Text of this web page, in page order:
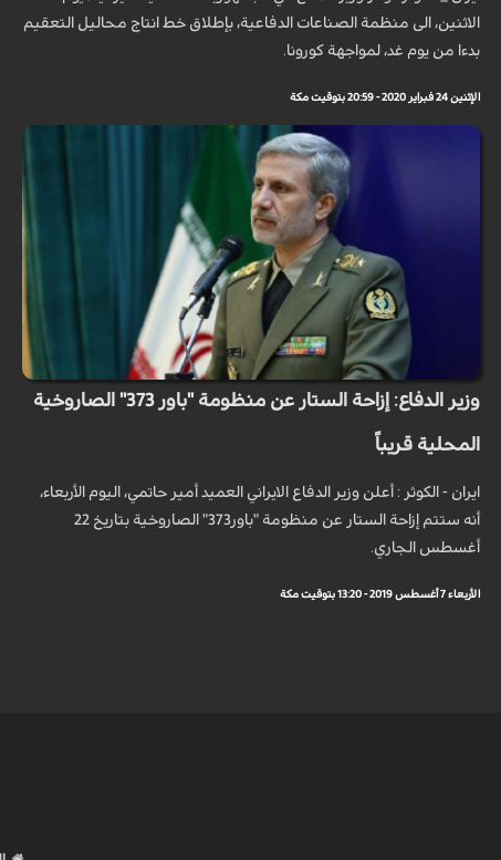
الاثنين، الى منظمة الصناعات الدفاعية، بإطلاق خط انتاج محاليل التعقيم
بدءا من يوم غد، لمواجهة كورونا.
الإثنين 24 فبراير 2020 - 20:59 بتوقيت مكة
وزير الدفاع: إزاحة الستار عن منظومة "باور 373" الصاروخية
المحلية قريباً
ايران - الكوثر : أعلن وزير الدفاع الايراني العميد أمير حاتمي، اليوم الأربعاء،
أنه ستتم إزاحة الستار عن منظومة "باور373" الصاروخية بتاريخ 22
أغسطس الجاري.
الأربعاء 7 أغسطس 2019 - 13:20 بتوقيت مكة